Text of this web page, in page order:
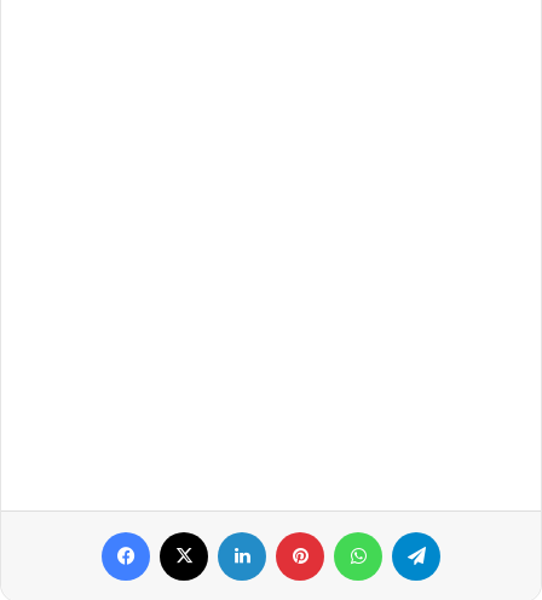
Facebook LinkedIn Pinterest WhatsApp